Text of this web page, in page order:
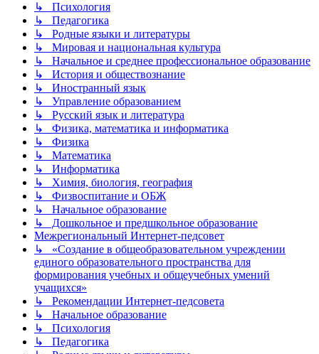
↳ Психология
↳ Педагогика
↳ Родные языки и литературы
↳ Мировая и национальная культура
↳ Начальное и среднее профессиональное образование
↳ История и обществознание
↳ Иностранный язык
↳ Управление образованием
↳ Русский язык и литература
↳ Физика, математика и информатика
↳ Физика
↳ Математика
↳ Информатика
↳ Химия, биология, география
↳ Физвоспитание и ОБЖ
↳ Начальное образование
↳ Дошкольное и предшкольное образование
Межрегиональный Интернет-педсовет
↳ «Создание в общеобразовательном учреждении
единого образовательного пространства для
формирования учебных и общеучебных умений
учащихся»
↳ Рекомендации Интернет-педсовета
↳ Начальное образование
↳ Психология
↳ Педагогика